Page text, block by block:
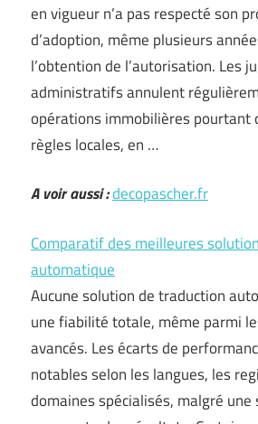
en vigueur n’a pas respecté son
d’adoption, même plusieurs
l’obtention de l’autorisation. Les
administratifs annulent
opérations immobilières pourtant
règles locales, en …
A voir aussi :decopascher.fr
Comparatif des meilleures
automatique
Aucune solution de traduction
une fiabilité totale, même parmi
avancés. Les écarts de
notables selon les langues, les
domaines spécialisés, malgré